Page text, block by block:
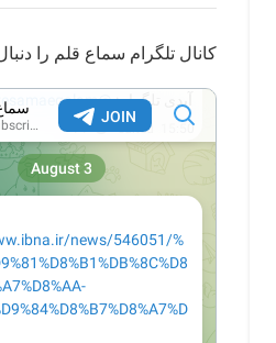
کانال تلگرام سماع قلم را